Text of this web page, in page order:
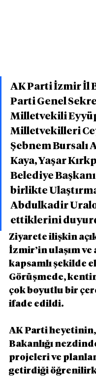
AK Parti İzmir İl
Parti Genel
Milletvekili
Milletvekilleri
Şebnem Bursalı
Kaya, Yaşar
Belediye
birlikte
Abdulkadir
ettiklerini
Ziyarete ilişkin
İzmir’in ulaşım ve
kapsamlı şekilde
Görüşmede,
çok boyutlu bir
ifade edildi.
AK Parti heyetinin,
Bakanlığı
projeleri ve
getirdiği